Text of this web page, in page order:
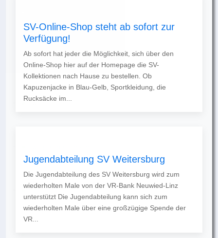
SV-Online-Shop steht ab sofort zur
Verfügung!
Ab sofort hat jeder die Möglichkeit, sich über den
Online-Shop hier auf der Homepage die SV-
Kollektionen nach Hause zu bestellen. Ob
Kapuzenjacke in Blau-Gelb, Sportkleidung, die
Rucksäcke im...
Jugendabteilung SV Weitersburg
Die Jugendabteilung des SV Weitersburg wird zum
wiederholten Male von der VR-Bank Neuwied-Linz
unterstützt Die Jugendabteilung kann sich zum
wiederholten Male über eine großzügige Spende der
VR...